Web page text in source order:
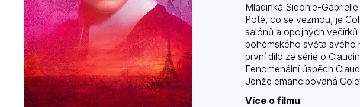
Mladinká Sidonie-
Poté, co se vezmou, je
salónů a opojných
bohémského světa svého
první dílo ze série o
Fenomenální úspěch
Jenže emancipovaná
vzrůstajícího zájmu o
Více o filmu